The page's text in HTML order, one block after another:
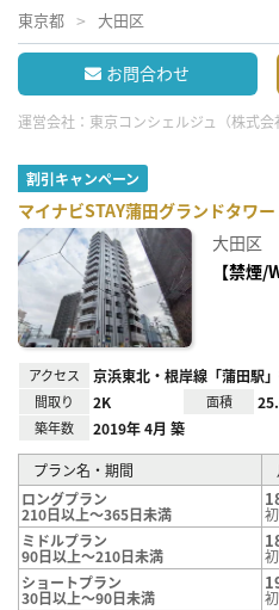
東京都 大田区
お問合わせ
運営会社： 東京コンシェルジュ（株式会
割引キャンペーン
マイナビSTAY蒲田グランドタワ
大田区
【禁煙/
アクセス 京浜東北・根岸線「蒲田駅
間取り 2K 面積
築年数 2019年 4月 築
プラン名・期間
ロングプラン
210日以上～365日未満
ミドルプラン
90日以上～210日未満
ショートプラン
30日以上～90日未満